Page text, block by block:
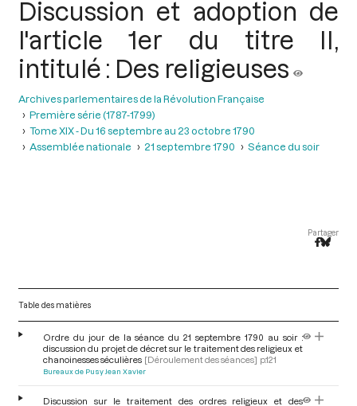
Discussion et adoption de
l'article 1er du titre II,
intitulé : Des religieuses
Archives parlementaires de la Révolution Française
Première série (1787-1799)
Tome XIX - Du 16 septembre au 23 octobre 1790
Assemblée nationale
21 septembre 1790 Séance du soir
Partager
Table des matières
Ordre du jour de la séance du 21 septembre 1790 au soir :
discussion du projet de décret sur le traitement des religieux et
chanoinesses séculières [Déroulement des séances] p.121
Bureaux de Pusy Jean Xavier
Discussion sur le traitement des ordres religieux et des